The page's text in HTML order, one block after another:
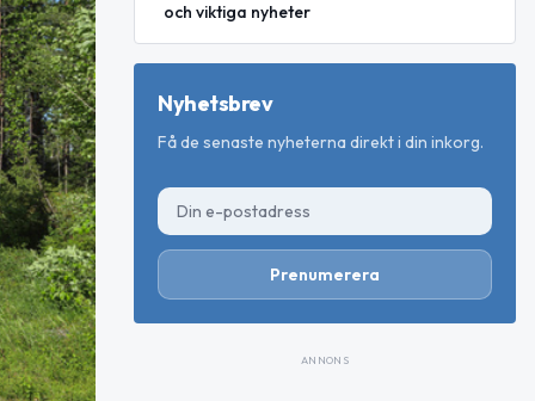
och viktiga nyheter
Nyhetsbrev
Få de senaste nyheterna direkt i din inkorg.
Prenumerera
ANNONS